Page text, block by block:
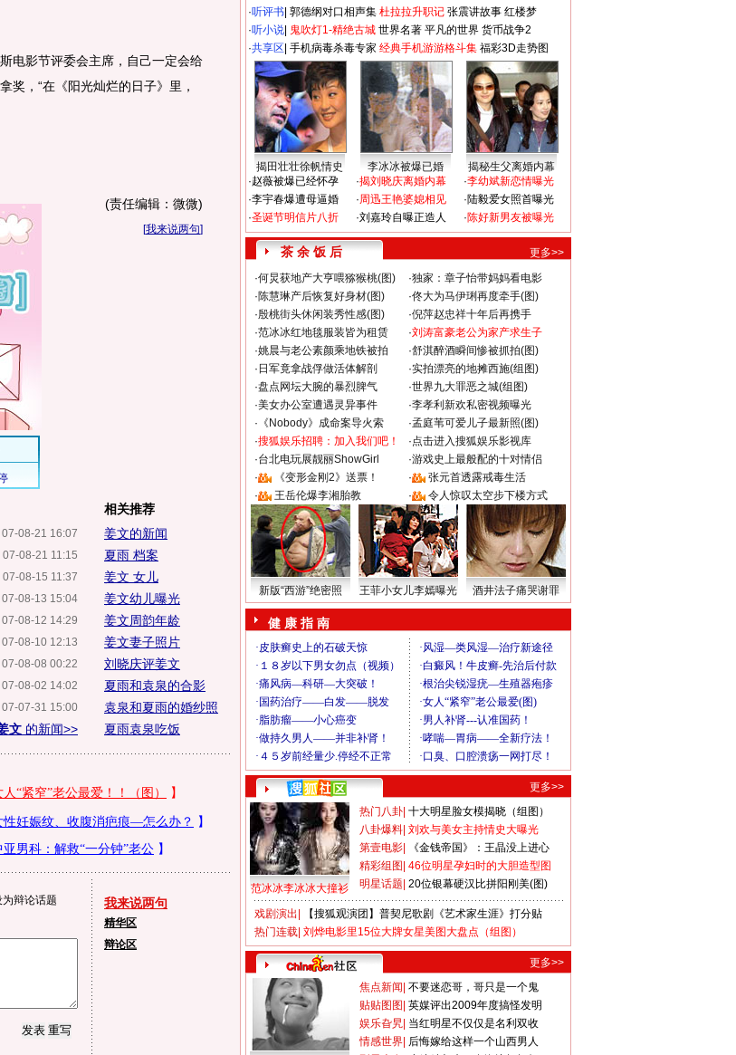
影节评委会主席，自己一定会给
奖，“在《阳光灿烂的日子》里，
(责任编辑：微微)
[我来说两句]
07-08-21 16:07
07-08-21 11:15
07-08-15 11:37
07-08-13 15:04
07-08-12 14:29
07-08-10 12:13
07-08-08 00:22
07-08-02 14:02
07-07-31 15:00
文 的新闻>>
相关推荐
姜文的新闻
夏雨 档案
姜文 女儿
姜文幼儿曝光
姜文周韵年龄
姜文妻子照片
刘晓庆评姜文
夏雨和袁泉的合影
袁泉和夏雨的婚纱照
夏雨袁泉吃饭
为辩论话题 我来说两句
精华区
辩论区
·听评书 郭德纲对口相声集 杜拉拉升职记 张震讲故事 红楼梦
·听小说 鬼吹灯1-精绝古城 世界名著 平凡的世界 货币战争2
·共享区 手机病毒杀毒专家 经典手机游游格斗集 福彩3D走势图
揭田壮壮徐帆情史 李冰冰被爆已婚
揭秘生父离婚内幕
·赵薇被爆已经怀孕
·李宇春爆遭母逼婚
·圣诞节明信片八折
·揭刘晓庆离婚内幕
·周迅王艳婆媳相见
·刘嘉玲自曝正造人
·李幼斌新恋情曝光
·陆毅爱女照首曝光
·陈好新男友被曝光
茶 余 饭 后
更多>>
·何炅获地产大亨喂猕猴桃(图) ·独家：章子怡带妈妈看电影
·陈慧琳产后恢复好身材(图) ·佟大为马伊琍再度牵手(图)
·殷桃街头休闲装秀性感(图) ·倪萍赵忠祥十年后再携手
·范冰冰红地毯服装皆为租赁 ·刘涛富豪老公为家产求生子
·姚晨与老公素颜乘地铁被拍 ·舒淇醉酒瞬间惨被抓拍(图)
· 日军竟拿战俘做活体解剖 ·实拍漂亮的地摊西施(组图)
·盘点网坛大腕的暴烈脾气 ·世界九大罪恶之城(组图)
·美女办公室遭遇灵异事件 ·李孝利新欢私密视频曝光
· 《Nobody》成命案导火索 ·孟庭苇可爱儿子最新照(图)
·搜狐娱乐招聘：加入我们吧！ ·点击进入搜狐娱乐影视库
·台北电玩展靓丽ShowGirl ·游戏史上最般配的十对情侣
·
《变形金刚2》送票！ ·
张元首透露戒毒生活
·
王岳伦爆李湘胎教 · 令人惊叹太空步下楼方式
新版“西游”绝密照 王菲小女儿李嫣曝光 酒井法子痛哭谢罪
健 康 指 南
更多>>
范冰冰李冰冰大撞衫
热门八卦 十大明星脸女模揭晓（组图）
八卦爆料 刘欢与美女主持情史大曝光
第壹电影
《金钱帝国》：王晶没上进心
精彩组图 46位明星孕妇时的大胆造型图
明星话题 20位银幕硬汉比拼阳刚美(图)
戏剧演出
【搜狐观演团】普契尼歌剧《艺术家生涯》打分贴
热门连载 刘烨电影里15位大牌女星美图大盘点（组图）
更多>>
焦点新闻 不要迷恋哥，哥只是一个鬼
贴贴图图 英媒评出2009年度搞怪发明
娱乐旮旯 当红明星不仅仅是名利双收
情感世界 后悔嫁给这样一个山西男人